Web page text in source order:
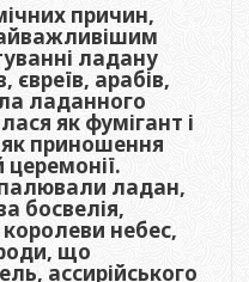
причин,
ладану
євреїв, арабів,
ладанного
як фумігант і
приношення
ладан,
босвелія,
небес,
що
ассирійського